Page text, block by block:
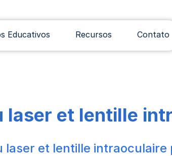
Educativos Recursos Contato
laser et lentille
laser et lentille intraoculaire